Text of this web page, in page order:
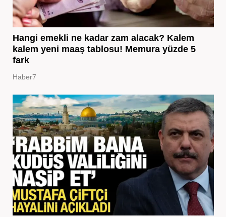
Hangi emekli ne kadar zam alacak? Kalem
kalem yeni maaş tablosu! Memura yüzde 5
fark
Haber7